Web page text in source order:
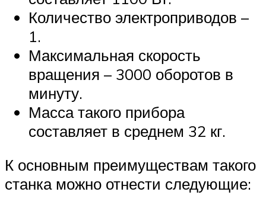
Количество электроприводов –
1.
Максимальная скорость
вращения – 3000 оборотов в
минуту.
Масса такого прибора
составляет в среднем 32 кг.
К основным преимуществам такого
станка можно отнести следующие: